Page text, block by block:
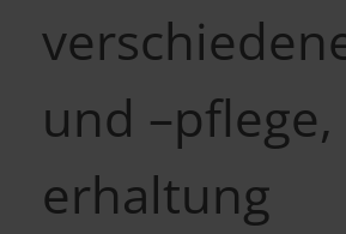
und
erhaltung